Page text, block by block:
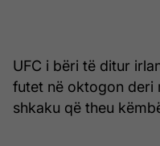
UFC i bëri të ditur
futet në oktogon deri
shkaku që theu